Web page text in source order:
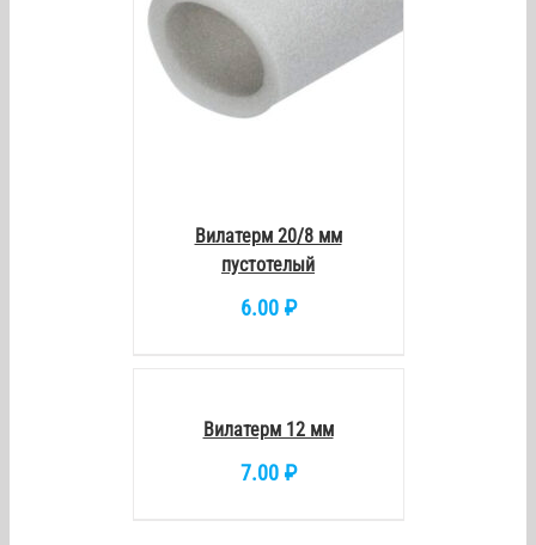
Вилатерм 20/8 мм
пустотелый
6.00 ₽
Вилатерм 12 мм
7.00 ₽